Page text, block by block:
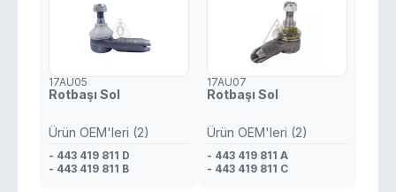
17AU05
Rotbaşı Sol
Ürün OEM'leri (2)
- 443 419 811 D
- 443 419 811 B
17AU07
Rotbaşı Sol
Ürün OEM'leri (2)
- 443 419 811 A
- 443 419 811 C